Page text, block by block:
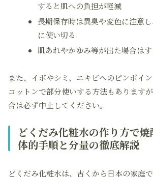
すると肌への負担が軽減
長期保存時は異臭や変色に注意
に使い切る
肌あれやかゆみ等が出た場合は
また、イボやシミ、ニキビへのピンポイ
コットンで部分使いする方法もあります
合は必ず中止してください。
どくだみ化粧水の作り方で
体的手順と分量の徹底解説
どくだみ化粧水は、古くから日本の家庭